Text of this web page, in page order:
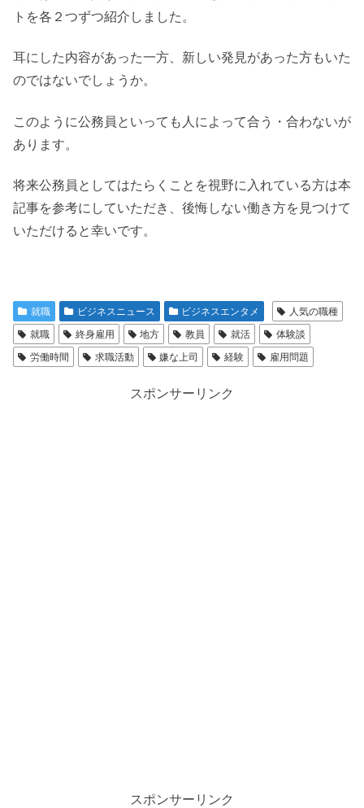
トを各２つずつ紹介しました。
耳にした内容があった一方、新しい発見があった方もいた
のではないでしょうか。
このように公務員といっても人によって合う・合わないが
あります。
将来公務員としてはたらくことを視野に入れている方は本
記事を参考にしていただき、後悔しない働き方を見つけて
いただけると幸いです。
就職 ビジネスニュース ビジネスエンタメ
人気の職種
就職
終身雇用 地方 教員 就活
体験談
労働時間
求職活動 嫌な上司 経験 雇用問題
スポンサーリンク
スポンサーリンク